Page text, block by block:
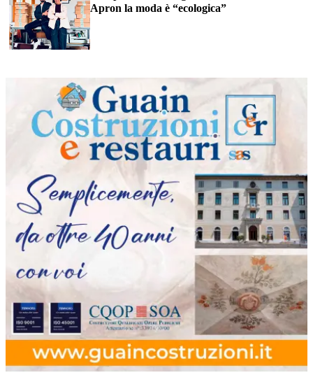
Apron la moda è “ecologica”